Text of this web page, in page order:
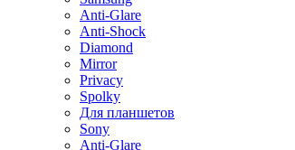
Anti-Glare
Anti-Shock
Diamond
Mirror
Privacy
Spolky
Для планшетов
Sony
Anti-Glare